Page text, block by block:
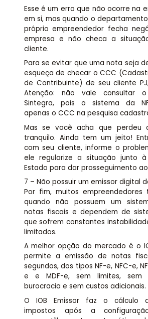
Esse é um erro que não ocorre na
em si, mas quando o
próprio empreendedor fecha
empresa e não checa a
cliente.
Para se evitar que uma nota seja
esqueça de checar o CCC
de Contribuinte) de seu cliente
Atenção: não vale consultar
Sintegra, pois o sistema da
apenas o CCC na pesquisa
Mas se você acha que perdeu
tranquilo. Ainda tem um jeito!
com seu cliente, informe o
ele regularize a situação junto
Estado para dar prosseguimento
7 – Não possuir um emissor digital
Por fim, muitos empreendedores
quando não possuem um
notas fiscais e dependem de
que sofrem constantes
limitados.
A melhor opção do mercado é o
permite a emissão de notas
segundos, dos tipos NF-e, NFC-e,
e e MDF-e, sem limites, sem
burocracia e sem custos adicionais.
O IOB Emissor faz o cálculo
impostos após a